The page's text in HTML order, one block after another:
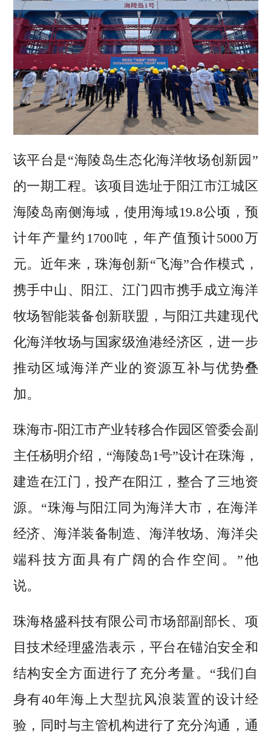
该平台是“海陵岛生态化海洋牧场创新园”
的一期工程。该项目选址于阳江市江城区
海陵岛南侧海域，使用海域19.8公顷，预
计年产量约1700吨，年产值预计5000万
元。近年来，珠海创新“飞海”合作模式，
携手中山、阳江、江门四市携手成立海洋
牧场智能装备创新联盟，与阳江共建现代
化海洋牧场与国家级渔港经济区，进一步
推动区域海洋产业的资源互补与优势叠
加。
珠海市-阳江市产业转移合作园区管委会副
主任杨明介绍，“海陵岛1号”设计在珠海，
建造在江门，投产在阳江，整合了三地资
源。“珠海与阳江同为海洋大市，在海洋
经济、海洋装备制造、海洋牧场、海洋尖
端科技方面具有广阔的合作空间。”他
说。
珠海格盛科技有限公司市场部副部长、项
目技术经理盛浩表示，平台在锚泊安全和
结构安全方面进行了充分考量。“我们自
身有40年海上大型抗风浪装置的设计经
验，同时与主管机构进行了充分沟通，通